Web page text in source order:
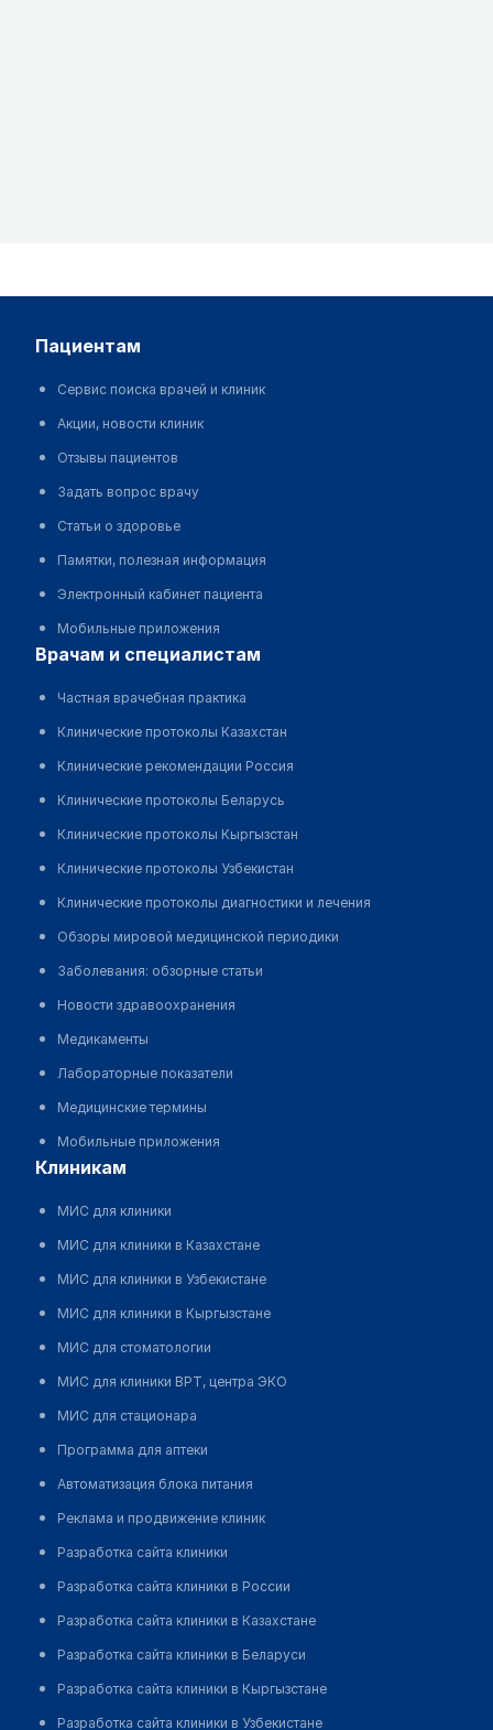
пациентам
Сервис поиска врачей и клиник
Акции, новости клиник
Отзывы пациентов
Задать вопрос врачу
Статьи о здоровье
Памятки, полезная информация
Электронный кабинет пациента
Мобильные приложения
врачам и специалистам
Частная врачебная практика
Клинические протоколы Казахстан
Клинические рекомендации Россия
Клинические протоколы Беларусь
Клинические протоколы Кыргызстан
Клинические протоколы Узбекистан
Клинические протоколы диагностики и лечения
Обзоры мировой медицинской периодики
Заболевания: обзорные статьи
Новости здравоохранения
Медикаменты
Лабораторные показатели
Медицинские термины
Мобильные приложения
клиникам
МИС для клиники
МИС для клиники в Казахстане
МИС для клиники в Узбекистане
МИС для клиники в Кыргызстане
МИС для стоматологии
МИС для клиники ВРТ, центра ЭКО
МИС для стационара
Программа для аптеки
Автоматизация блока питания
Реклама и продвижение клиник
Разработка сайта клиники
Разработка сайта клиники в России
Разработка сайта клиники в Казахстане
Разработка сайта клиники в Беларуси
Разработка сайта клиники в Кыргызстане
Разработка сайта клиники в Узбекистане